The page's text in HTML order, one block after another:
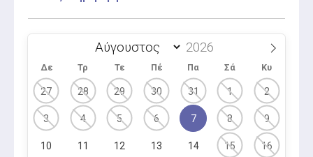
Δε Τρ Τε Πέ Πα Σά Κυ
27 28 29 30 31 1 2
3 4 5 6 7 8 9
10 11 12 13 14 15 16